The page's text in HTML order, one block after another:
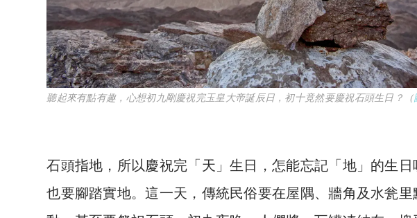
聽起來有點有趣，心想初九剛慶祝完玉皇大帝誕辰日，初十竟然要慶祝石頭生日？（
石頭指地，所以慶祝完「天」生日，怎能忘記「地」的生
也要腳踏實地。這一天，傳統民俗要在屋隅、牆角及水瓮